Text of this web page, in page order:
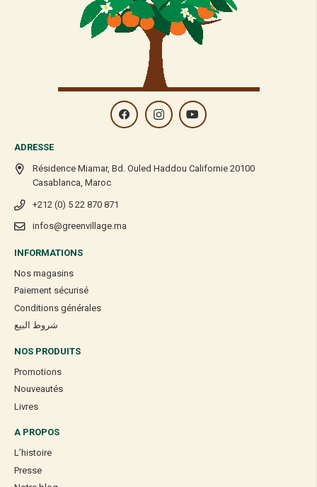
ADRESSE
Résidence Miamar, Bd. Ouled Haddou Californie 20100
Casablanca, Maroc
+212 (0) 5 22 870 871
infos@greenvillage.ma
INFORMATIONS
Nos magasins
Paiement sécurisé
Conditions générales
شروط البيع
NOS PRODUITS
Promotions
Nouveautés
Livres
A PROPOS
L’histoire
Presse